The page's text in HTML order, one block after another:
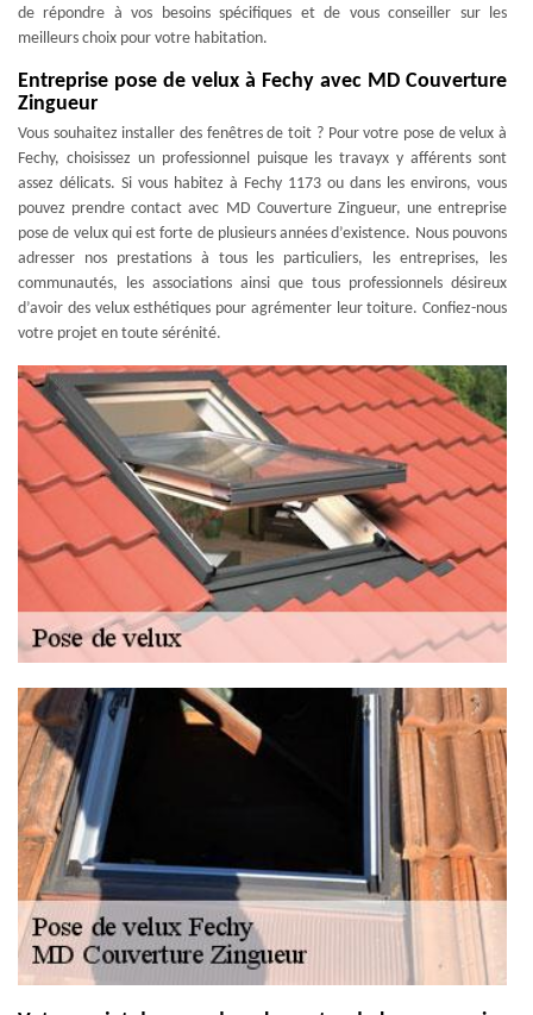
de répondre à vos besoins spécifiques et de vous conseiller sur les
meilleurs choix pour votre habitation.
Entreprise pose de velux à Fechy avec MD Couverture
Zingueur
Vous souhaitez installer des fenêtres de toit ? Pour votre pose de velux à
Fechy, choisissez un professionnel puisque les travayx y afférents sont
assez délicats. Si vous habitez à Fechy 1173 ou dans les environs, vous
pouvez prendre contact avec MD Couverture Zingueur, une entreprise
pose de velux qui est forte de plusieurs années d’existence. Nous pouvons
adresser nos prestations à tous les particuliers, les entreprises, les
communautés, les associations ainsi que tous professionnels désireux
d’avoir des velux esthétiques pour agrémenter leur toiture. Confiez-nous
votre projet en toute sérénité.